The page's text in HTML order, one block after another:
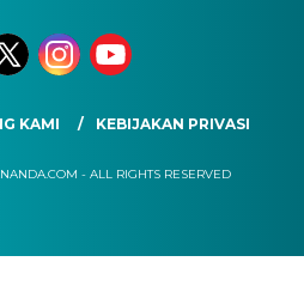
KAMI KEBIJAKAN PRIVASI
- ALL RIGHTS RESERVED